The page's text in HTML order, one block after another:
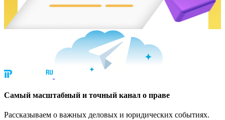
Cамый масштабный и точный канал о праве
Рассказываем о важных деловых и юридических событиях.